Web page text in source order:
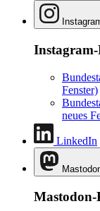
Fenster)
neues
LinkedIn
Mastodon-